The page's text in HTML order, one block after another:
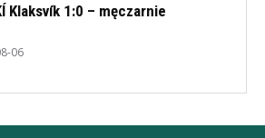
Klaksvík 1:0 – męczarnie
06